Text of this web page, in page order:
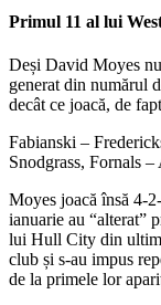
Primul 11 al lui
Deși David Moyes
generat din numărul
decât ce joacă, de
Fabianski –
Snodgrass, Fornals
Moyes joacă însă 4-
ianuarie au “alterat”
lui Hull City din
club și s-au impus
de la primele lor